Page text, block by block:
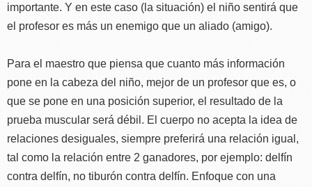
importante. Y en este caso (la situación) el niño sentirá que
el profesor es más un enemigo que un aliado (amigo).
Para el maestro que piensa que cuanto más información
pone en la cabeza del niño, mejor de un profesor que es, o
que se pone en una posición superior, el resultado de la
prueba muscular será débil. El cuerpo no acepta la idea de
relaciones desiguales, siempre preferirá una relación igual,
tal como la relación entre 2 ganadores, por ejemplo: delfín
contra delfín, no tiburón contra delfín. Enfoque con una